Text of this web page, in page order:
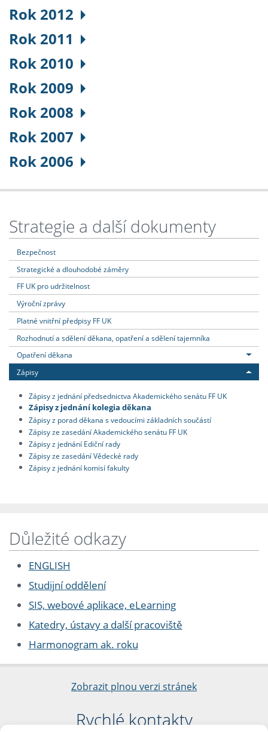
Rok 2012
Rok 2011
Rok 2010
Rok 2009
Rok 2008
Rok 2007
Rok 2006
Strategie a další dokumenty
Bezpečnost
Strategické a dlouhodobé záměry
FF UK pro udržitelnost
Výroční zprávy
Platné vnitřní předpisy FF UK
Rozhodnutí a sdělení děkana, opatření a sdělení tajemníka
Opatření děkana
Zápisy
Zápisy z jednání předsednictva Akademického senátu FF UK
Zápisy z jednání kolegia děkana
Zápisy z porad děkana s vedoucími základních součástí
Zápisy ze zasedání Akademického senátu FF UK
Zápisy z jednání Ediční rady
Zápisy ze zasedání Vědecké rady
Zápisy z jednání komisí fakulty
Důležité odkazy
ENGLISH
Studijní oddělení
SIS, webové aplikace, eLearning
Katedry, ústavy a další pracoviště
Harmonogram ak. roku
Zobrazit plnou verzi stránek
Rychlé kontakty